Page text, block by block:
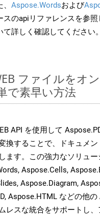
Aspose.Wordsおよび
スのapiリファレンスを参
て詳しく確認してください。
ファイルをオ
で素早い方法
API を使用して
換することで、ドキュメ
ます。この強力なソリュー
Aspose.Cells,
Aspose.Diagram,
Aspose.HTML などの他
レスな統合をサポートし